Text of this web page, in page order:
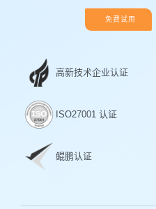
免费试用
高新技术企业认证
ISO27001 认证
鲲鹏认证